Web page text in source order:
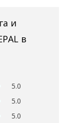
и
в
5.0
5.0
5.0